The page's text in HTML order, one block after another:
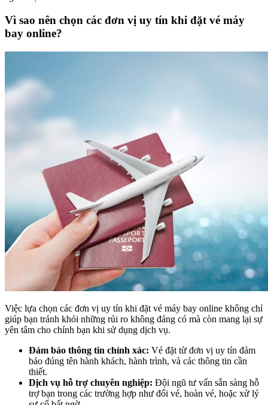
Vì sao nên chọn các đơn vị uy tín khi đặt vé máy
bay online?
Việc lựa chọn các đơn vị uy tín khi đặt vé máy bay online không chỉ
giúp bạn tránh khỏi những rủi ro không đáng có mà còn mang lại sự
yên tâm cho chính bạn khi sử dụng dịch vụ.
Đảm bảo thông tin chính xác: Vé đặt từ đơn vị uy tín đảm
bảo đúng tên hành khách, hành trình, và các thông tin cần
thiết.
Dịch vụ hỗ trợ chuyên nghiệp: Đội ngũ tư vấn sẵn sàng hỗ
trợ bạn trong các trường hợp như đổi vé, hoàn vé, hoặc xử lý